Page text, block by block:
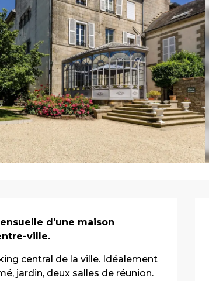
d'une maison
ville.
central de la ville. Idéalement
jardin, deux salles de réunion.